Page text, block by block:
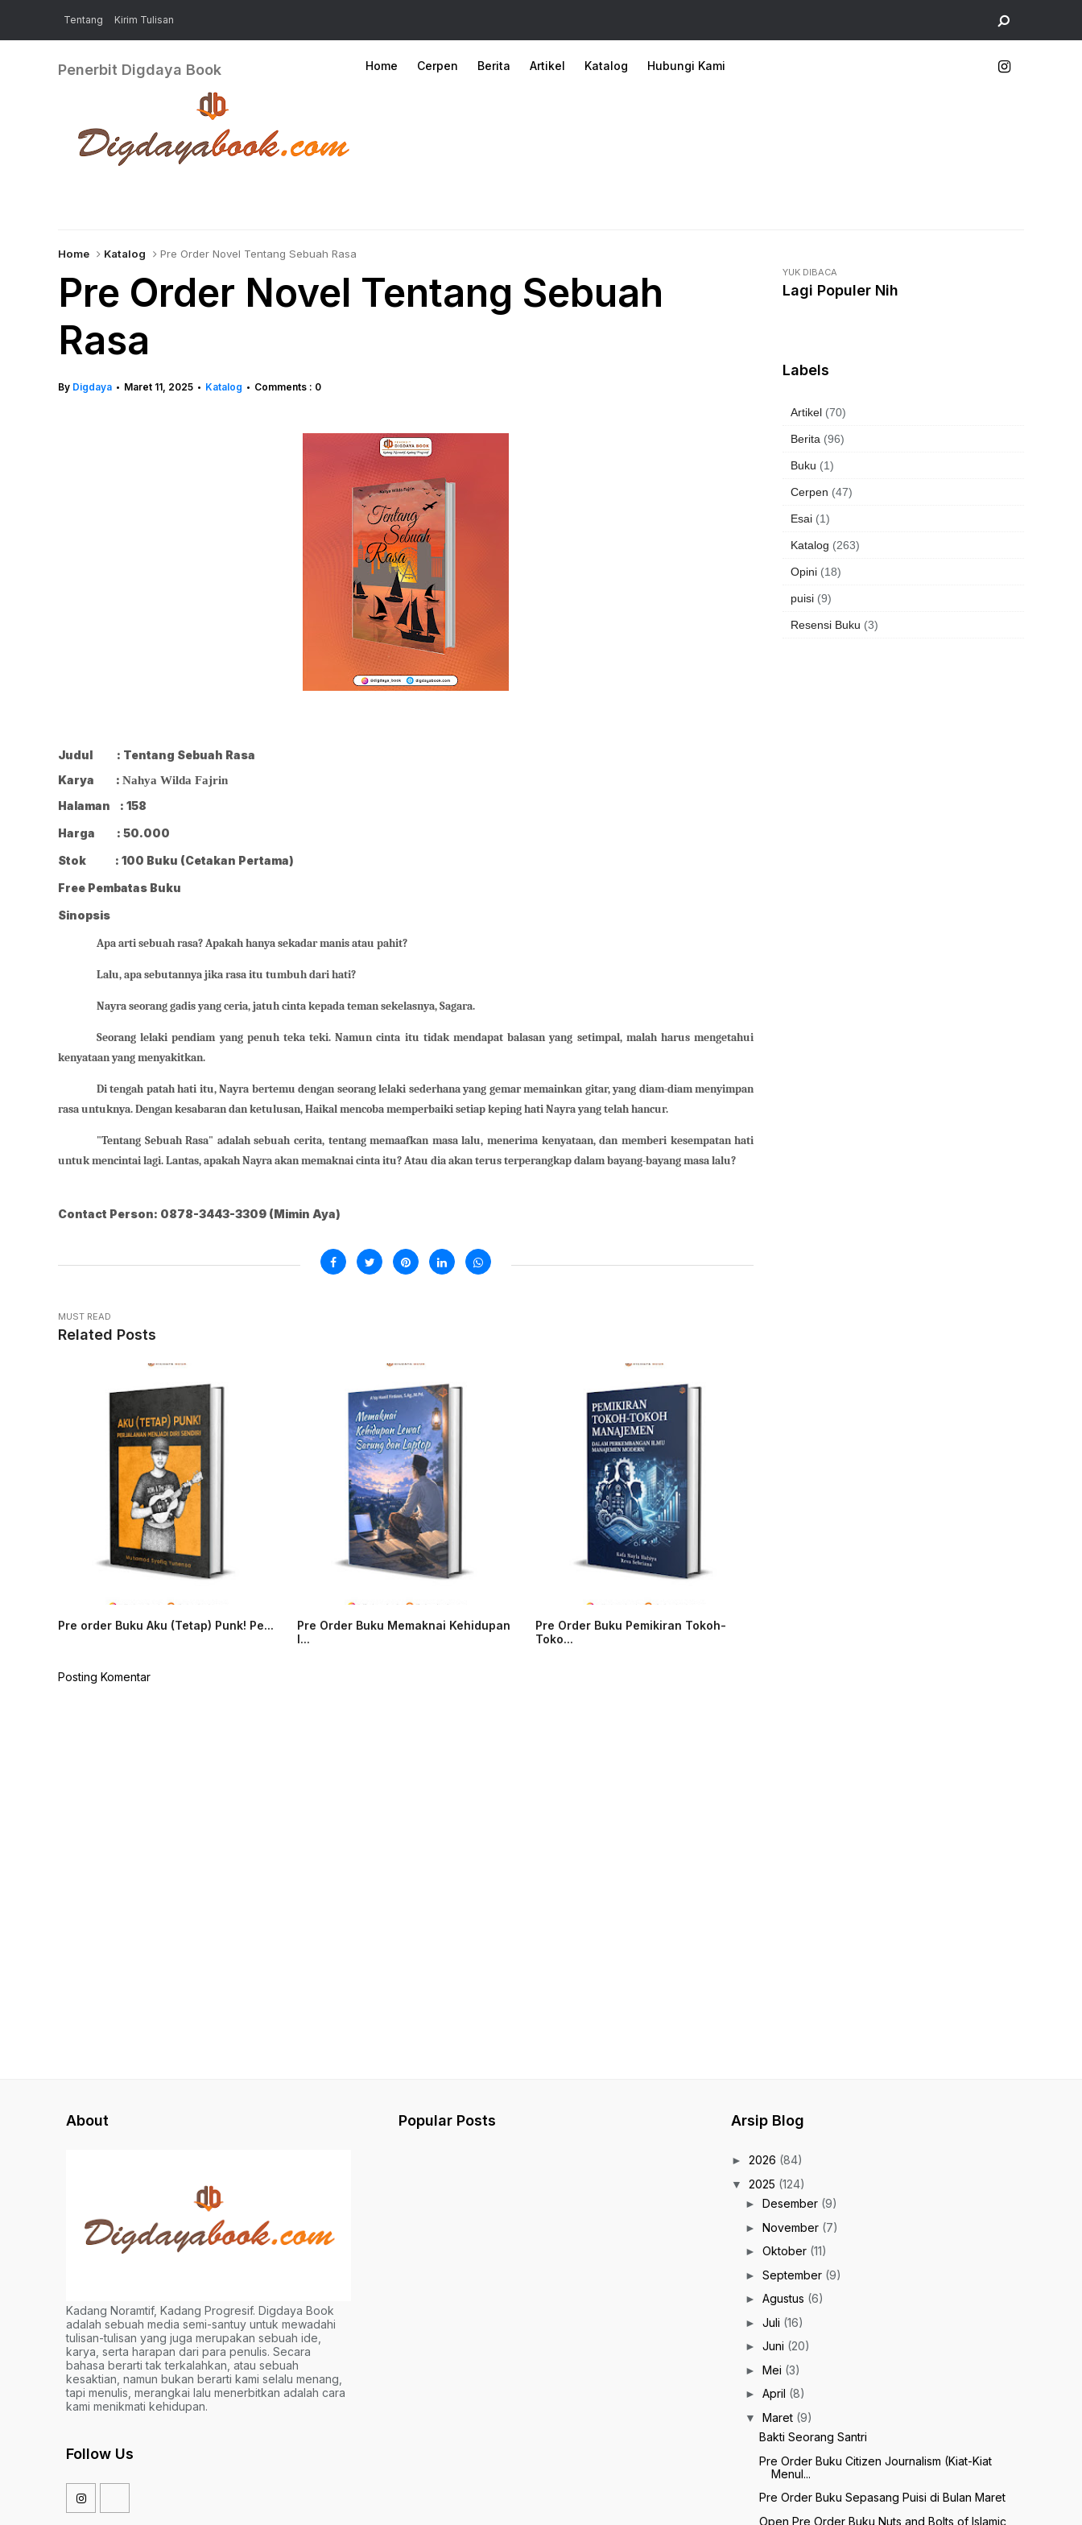
Tentang Kirim Tulisan
Penerbit Digdaya Book Home Cerpen Berita Artikel Katalog Hubungi Kami
Home Katalog Pre Order Novel Tentang Sebuah Rasa
Pre Order Novel Tentang Sebuah
Rasa
By Digdaya • Maret 11, 2025 • Katalog • Comments : 0
Judul : Tentang Sebuah Rasa
Karya
: Nahya Wilda Fajrin
Halaman
: 158
Harga
: 50.000
Stok
: 100 Buku (Cetakan Pertama)
Free Pembatas Buku
Sinopsis
Apa arti sebuah rasa? Apakah hanya sekadar manis atau pahit?
Lalu, apa sebutannya jika rasa itu tumbuh dari hati?
Nayra seorang gadis yang ceria, jatuh cinta kepada teman sekelasnya, Sagara.
Seorang lelaki pendiam yang penuh teka teki. Namun cinta itu tidak mendapat balasan yang setimpal, malah harus mengetahui
kenyataan yang menyakitkan.
Di tengah patah hati itu, Nayra bertemu dengan seorang lelaki sederhana yang gemar memainkan gitar, yang diam-diam menyimpan
rasa untuknya. Dengan kesabaran dan ketulusan, Haikal mencoba memperbaiki setiap keping hati Nayra yang telah hancur.
"Tentang Sebuah Rasa" adalah sebuah cerita, tentang memaafkan masa lalu, menerima kenyataan, dan memberi kesempatan hati
untuk mencintai lagi. Lantas, apakah Nayra akan memaknai cinta itu? Atau dia akan terus terperangkap dalam bayang-bayang masa lalu?
Contact Person: 0878-3443-3309 (Mimin Aya)
MUST READ
Related Posts
Pre order Buku Aku (Tetap) Punk! Pe...
Pre Order Buku Memaknai Kehidupan
l...
Pre Order Buku Pemikiran Tokoh-
Toko...
Posting Komentar
YUK DIBACA
Lagi Populer Nih
Labels
Artikel (70)
Berita (96)
Buku (1)
Cerpen (47)
Esai (1)
Katalog (263)
Opini (18)
puisi (9)
Resensi Buku (3)
About
Kadang Noramtif, Kadang Progresif. Digdaya Book
adalah sebuah media semi-santuy untuk mewadahi
tulisan-tulisan yang juga merupakan sebuah ide,
karya, serta harapan dari para penulis. Secara
bahasa berarti tak terkalahkan, atau sebuah
kesaktian, namun bukan berarti kami selalu menang,
tapi menulis, merangkai lalu menerbitkan adalah cara
kami menikmati kehidupan.
Follow Us
Popular Posts Arsip Blog
► 2026 (84)
▼ 2025 (124)
► Desember (9)
► November (7)
► Oktober (11)
► September (9)
► Agustus (6)
► Juli (16)
► Juni (20)
► Mei (3)
► April (8)
▼ Maret (9)
Bakti Seorang Santri
Pre Order Buku Citizen Journalism (Kiat-Kiat
Menul...
Pre Order Buku Sepasang Puisi di Bulan Maret
Open Pre Order Buku Nuts and Bolts of Islamic